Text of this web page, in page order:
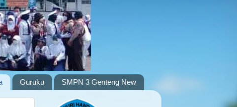
Guruku SMPN 3 Genteng New